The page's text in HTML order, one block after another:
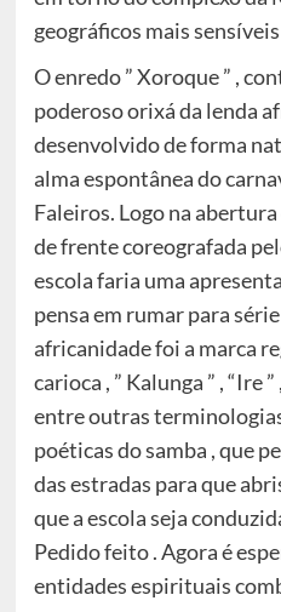
geográficos mais
O enredo ” Xoroque ” ,
poderoso orixá da lenda
desenvolvido de forma
alma espontânea do
Faleiros. Logo na
de frente coreografada
escola faria uma
pensa em rumar para
africanidade foi a marca
carioca , ” Kalunga ” , “Ire ”
entre outras
poéticas do samba , que
das estradas para que
que a escola seja
Pedido feito . Agora é
entidades espirituais